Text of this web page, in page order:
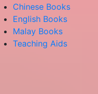
Chinese Books
English Books
Malay Books
Teaching Aids